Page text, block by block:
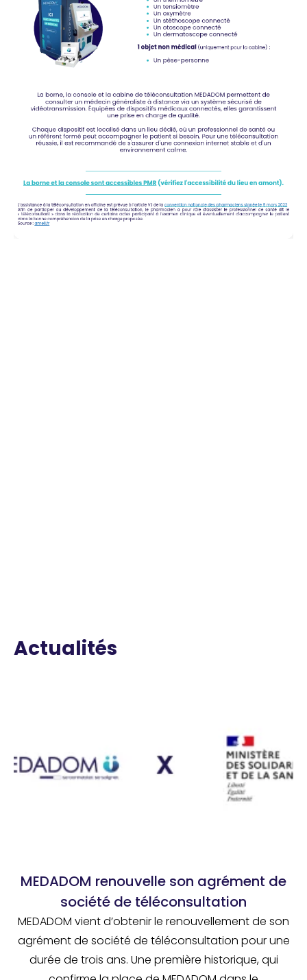
Actualités
MEDADOM renouvelle son agrément de
société de téléconsultation
MEDADOM vient d’obtenir le renouvellement de son
agrément de société de téléconsultation pour une
durée de trois ans. Une première historique, qui